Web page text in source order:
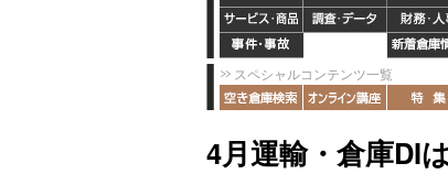
スペシャルコンテンツ一覧
4月運輸・倉庫DI